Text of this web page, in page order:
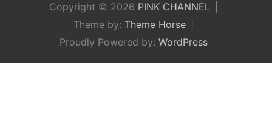
Copyright © 2026 PINK CHANNEL
Theme by: Theme Horse
Proudly Powered by: WordPress